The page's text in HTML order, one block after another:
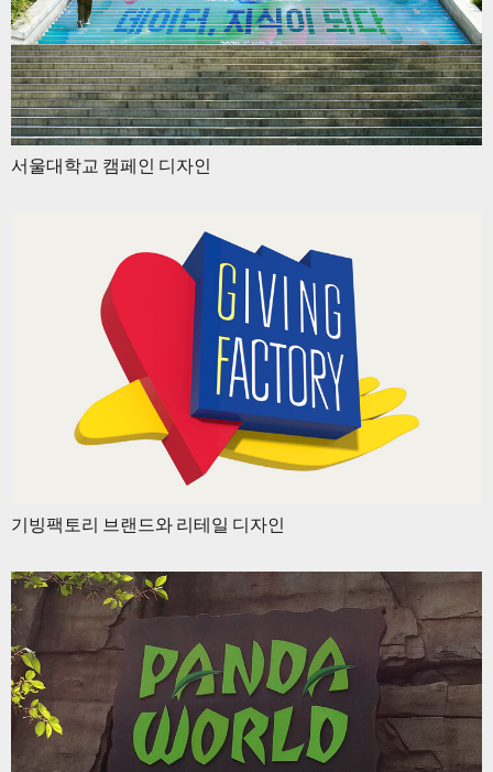
서울대학교 캠페인 디자인
기빙팩토리 브랜드와 리테일 디자인